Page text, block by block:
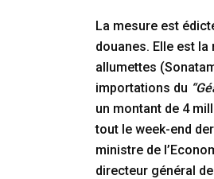
La mesure est
douanes. Elle est
allumettes
importations du
un montant de 4
tout le week-end
ministre de
directeur général